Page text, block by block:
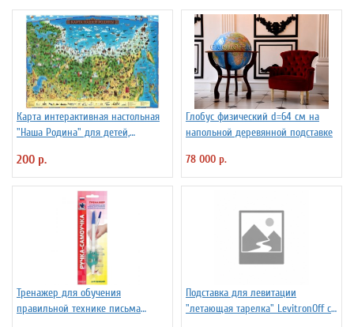
Карта интерактивная настольная
"Наша Родина" для детей,
200 р.
Глобус физический d=64 см на
напольной деревянной подставке
78 000 р.
Тренажер для обучения
правильной технике письма
Подставка для левитации
"летающая тарелка" LevitronOff с